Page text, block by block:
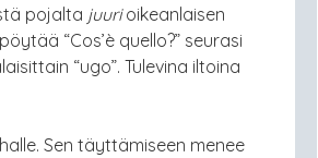
pojalta juurioikeanlaisen
“Cos’è quello?” seurasi
“ugo”. Tulevina iltoina
Sen täyttämiseen menee